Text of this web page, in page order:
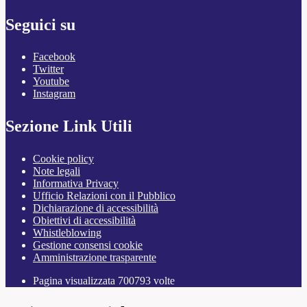
Seguici su
Facebook
Twitter
Youtube
Instagram
Sezione Link Utili
Cookie policy
Note legali
Informativa Privacy
Ufficio Relazioni con il Pubblico
Dichiarazione di accessibilità
Obiettivi di accessibilità
Whistleblowing
Gestione consensi cookie
Amministrazione trasparente
Pagina visualizzata 700793 volte